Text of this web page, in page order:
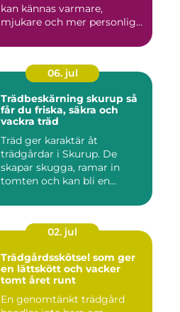
kan kännas varmare,
mjukare och mer personlig
06. jul
Trädbeskärning skurup så
får du friska, säkra och
vackra träd
Träd ger karaktär åt
trädgårdar i Skurup. De
skapar skugga, ramar in
tomten och kan bli en
02. jul
Trädgårdsskötsel som ger
en lättskött och vacker
tomt året runt
En genomtänkt trädgård